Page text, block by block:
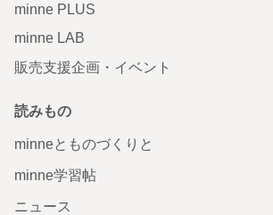
minne PLUS
minne LAB
販売支援企画・イベント
読みもの
minneとものづくりと
minne学習帖
ニュース